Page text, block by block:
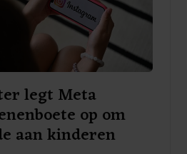
legt Meta
op om
aan kinderen